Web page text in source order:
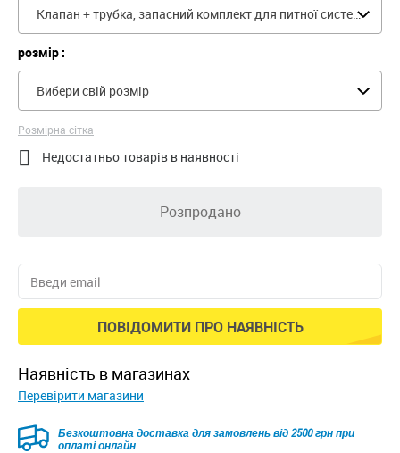
Клапан + трубка, запасний комплект для питної системи TREK 500
розмір :
Вибери свій розмір
Розмірна сітка
 Недостатньо товарів в наявності
Розпродано
ПОВІДОМИТИ ПРО НАЯВНІСТЬ
наявність в магазинах
Перевірити магазини
Безкоштовна доставка для замовлень від 2500 грн при
оплаті онлайн